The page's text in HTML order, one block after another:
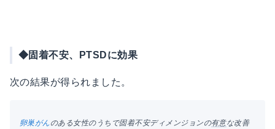
◆固着不安、PTSDに効果
次の結果が得られました。
卵巣がんのある女性のうちで固着不安ディメンジョンの有意な改善